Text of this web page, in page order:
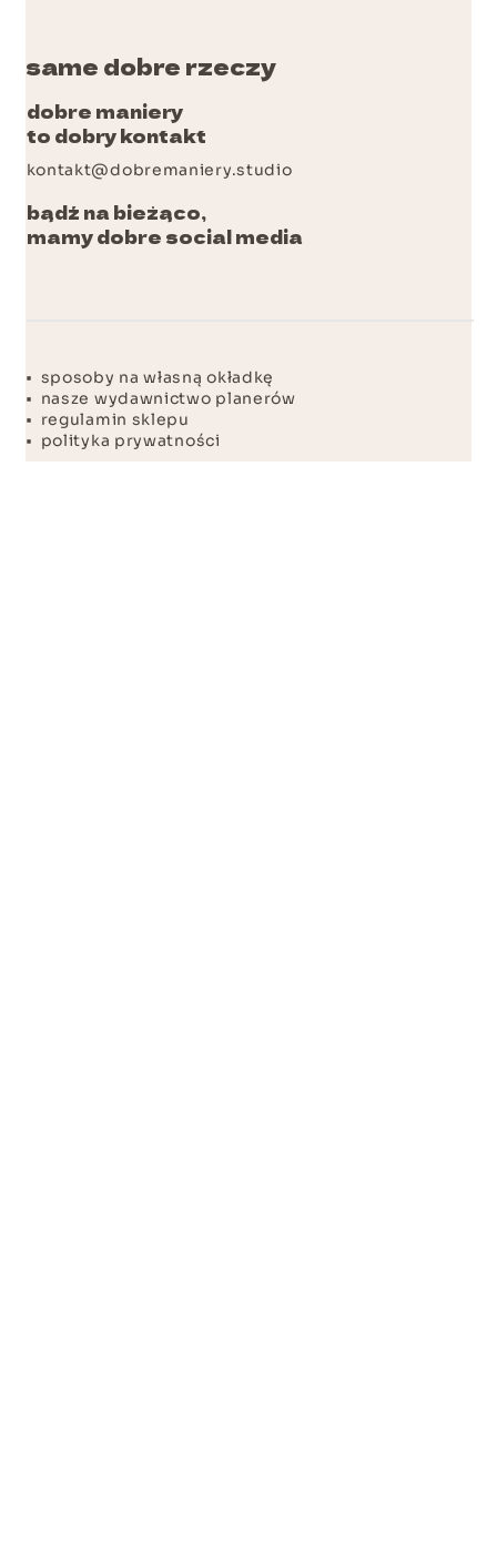
dobre maniery
to dobry kontakt
kontakt@dobremaniery.studio
bądź na bieżąco,
mamy dobre social media
same dobre rzeczy
• sposoby na własną okładkę
• nasze wydawnictwo planerów
• regulamin sklepu
• polityka prywatności